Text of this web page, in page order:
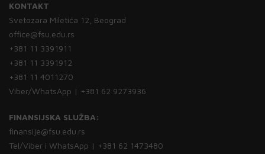
KONTAKT
Svetozara Miletića 12, Beograd
office@fsu.edu.rs
+381 11 3391911
+381 11 3391912
+381 11 4011270
Viber/WhatsApp | +381 62 9273936
FINANSIJSKA SLUŽBA:
finansije@fsu.edu.rs
Tel/Viber i WhatsApp | +381 62 1473480